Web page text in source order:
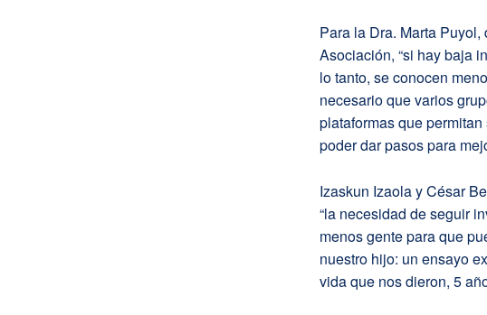
Para la Dra. Marta
Asociación, “si hay baja
lo tanto, se conocen
necesario que varios
plataformas que
poder dar pasos para
Izaskun Izaola y César
“la necesidad de seguir
menos gente para que
nuestro hijo: un ensayo
vida que nos dieron, 5